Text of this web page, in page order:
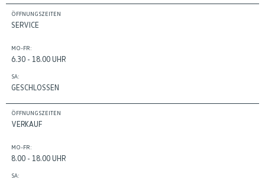
ÖFFNUNGSZEITEN
SERVICE
MO-FR:
6.30 - 18.00 UHR
SA:
GESCHLOSSEN
ÖFFNUNGSZEITEN
VERKAUF
MO-FR:
8.00 - 18.00 UHR
SA: